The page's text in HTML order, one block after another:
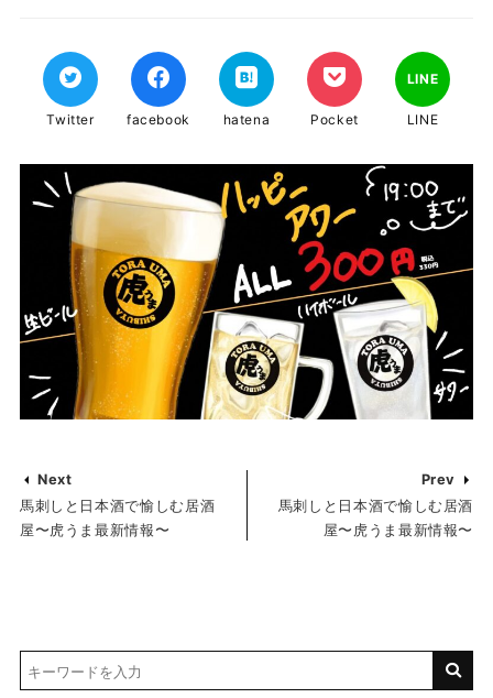
Twitter facebook hatena Pocket
LINE
LINE
Next
馬刺しと日本酒で愉しむ居酒
屋〜虎うま最新情報〜
Prev
馬刺しと日本酒で愉しむ居酒
屋〜虎うま最新情報〜